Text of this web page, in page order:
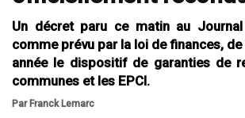
Un décret paru ce matin au
comme prévu par la loi de finances,
année le dispositif de garanties de
communes et les EPCI.
Par Franck Lemarc